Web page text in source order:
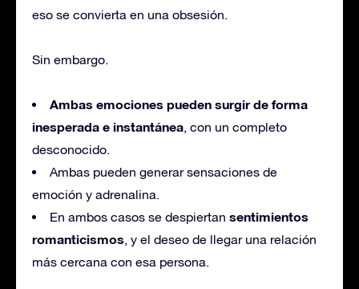
eso se convierta en una obsesión.
Sin embargo.
Ambas emociones pueden surgir de forma
inesperada e instantánea, con un completo
desconocido.
Ambas pueden generar sensaciones de
emoción y adrenalina.
En ambos casos se despiertan sentimientos
romanticismos, y el deseo de llegar una relación
más cercana con esa persona.